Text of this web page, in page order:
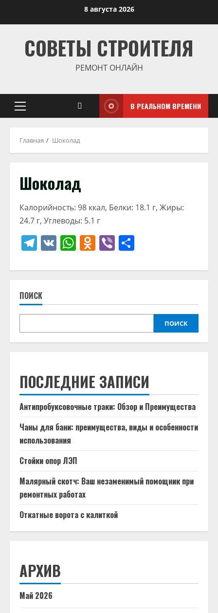
8 августа 2026
СОВЕТЫ СТРОИТЕЛЯ
РЕМОНТ ОНЛАЙН
Основное
В РЕАЛЬНОМ ВРЕМЕНИ
Главная Шоколад
Шоколад
Калорийность: 98 ккал, Белки: 18.1 г, Жиры:
24.7 г, Углеводы: 5.1 г
Telegram
VK WhatsApp
Odnoklassniki
Viber
ПОИСК
ПОИСК
ПОСЛЕДНИЕ ЗАПИСИ
Антипробуксовочные траки: Обзор и Преимущества
Чаны для бани: преимущества, виды и особенности
использования
Стойки опор ЛЭП
Малярный скотч: Ваш незаменимый помощник при
ремонтных работах
Откатные ворота с калиткой
АРХИВ
Май 2026